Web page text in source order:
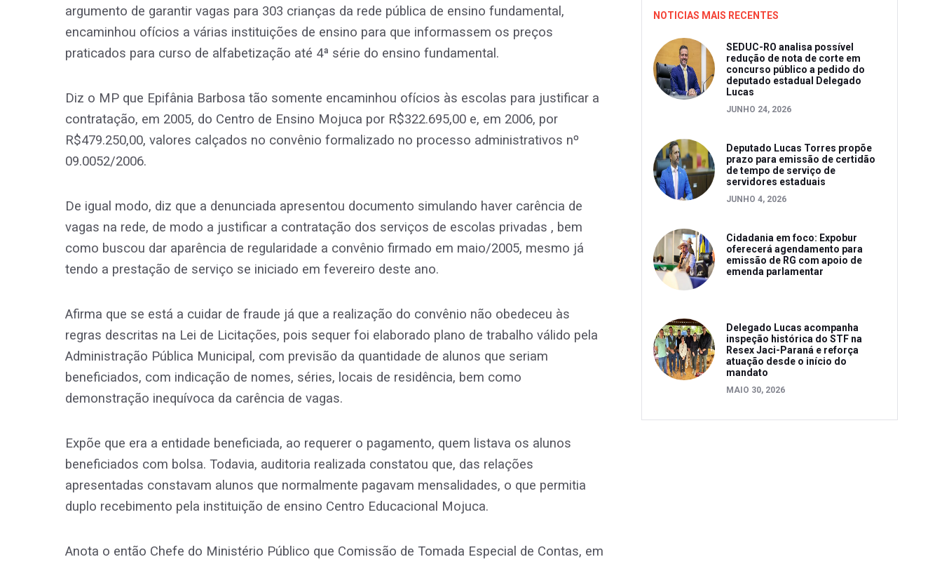
argumento de garantir vagas para 303 crianças da rede pública de ensino fundamental,
encaminhou ofícios a várias instituições de ensino para que informassem os preços
praticados para curso de alfabetização até 4ª série do ensino fundamental.
Diz o MP que Epifânia Barbosa tão somente encaminhou ofícios às escolas para justificar a
contratação, em 2005, do Centro de Ensino Mojuca por R$322.695,00 e, em 2006, por
R$479.250,00, valores calçados no convênio formalizado no processo administrativos nº
09.0052/2006.
De igual modo, diz que a denunciada apresentou documento simulando haver carência de
vagas na rede, de modo a justificar a contratação dos serviços de escolas privadas , bem
como buscou dar aparência de regularidade a convênio firmado em maio/2005, mesmo já
tendo a prestação de serviço se iniciado em fevereiro deste ano.
Afirma que se está a cuidar de fraude já que a realização do convênio não obedeceu às
regras descritas na Lei de Licitações, pois sequer foi elaborado plano de trabalho válido pela
Administração Pública Municipal, com previsão da quantidade de alunos que seriam
beneficiados, com indicação de nomes, séries, locais de residência, bem como
demonstração inequívoca da carência de vagas.
Expõe que era a entidade beneficiada, ao requerer o pagamento, quem listava os alunos
beneficiados com bolsa. Todavia, auditoria realizada constatou que, das relações
apresentadas constavam alunos que normalmente pagavam mensalidades, o que permitia
duplo recebimento pela instituição de ensino Centro Educacional Mojuca.
Anota o então Chefe do Ministério Público que Comissão de Tomada Especial de Contas, em
NOTICIAS MAIS RECENTES
SEDUC-RO analisa possível
redução de nota de corte em
concurso público a pedido do
deputado estadual Delegado
Lucas
JUNHO 24, 2026
Deputado Lucas Torres propõe
prazo para emissão de certidão
de tempo de serviço de
servidores estaduais
JUNHO 4, 2026
Cidadania em foco: Expobur
oferecerá agendamento para
emissão de RG com apoio de
emenda parlamentar
Delegado Lucas acompanha
inspeção histórica do STF na
Resex Jaci-Paraná e reforça
atuação desde o início do
mandato
MAIO 30, 2026